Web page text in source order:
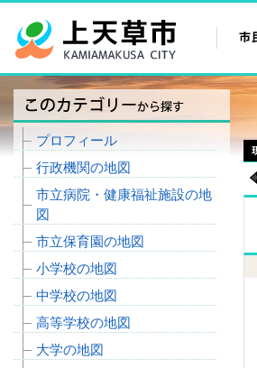
プロフィール
行政機関の地図
市立病院・健康福祉施設の地
図
市立保育園の地図
小学校の地図
中学校の地図
高等学校の地図
大学の地図